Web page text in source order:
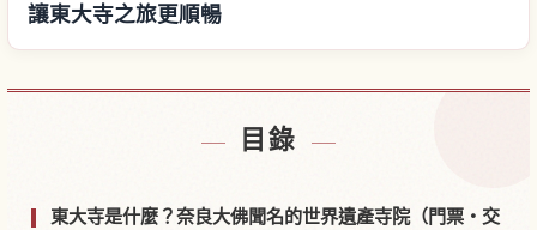
讓東大寺之旅更順暢
目錄
東大寺是什麼？奈良大佛聞名的世界遺產寺院（門票・交